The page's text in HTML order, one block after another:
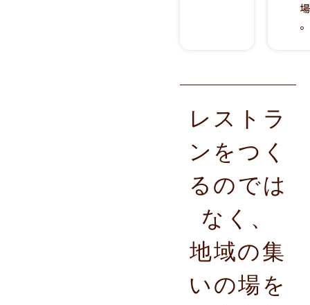
場
。
レストラ
ンをつく
るのでは
なく、
地域の集
いの場を